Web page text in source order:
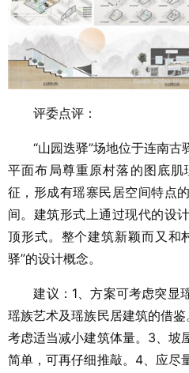
评委点评：
“山园迭驿”场地位于连南古
平面布局尊重原村落的图底
征，形成有瑶寨民居空间特点
间。建筑形式上通过现代的设
顶形式。整个建筑新颖而又和
驿”的设计概念。
建议：1、方案可考虑突显
瑶族艺术及瑶族民居建筑的借
考虑适当减小建筑体量。3、坡
简单，可再仔细推敲。4、应尽